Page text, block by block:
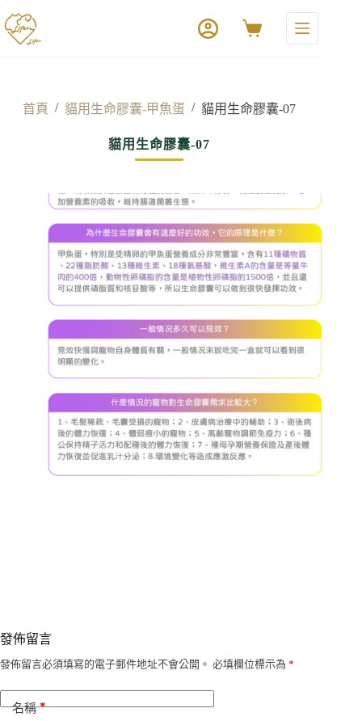
首頁 / 貓用生命膠囊-甲魚蛋 / 貓用生命膠囊-07
貓用生命膠囊-07
發佈留言
發佈留言必須填寫的電子郵件地址不會公開。 必填欄位標示為 *
名稱*